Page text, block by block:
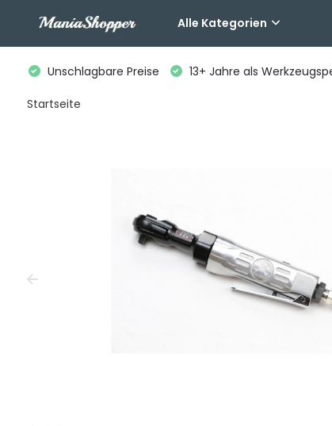
Alle Kategorien
Unschlagbare Preise 13+ Jahre als
Startseite